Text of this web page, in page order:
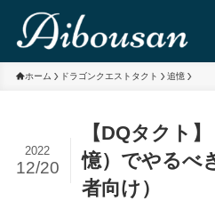
ホーム ドラゴンクエストタクト 追憶
【DQタクト
憶）でやるべ
者向け）
2022
12/20